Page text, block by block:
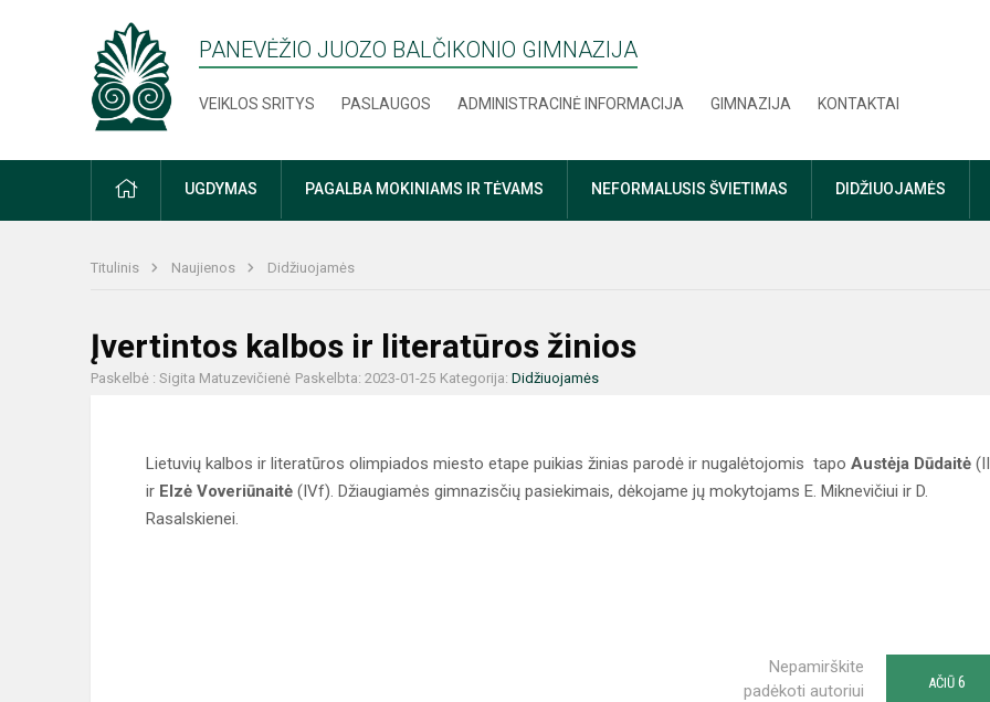
PANEVĖŽIO JUOZO BALČIKONIO GIMNAZIJA
VEIKLOS SRITYS PASLAUGOS ADMINISTRACINĖ INFORMACIJA GIMNAZIJA KONTAKTAI
PRADŽIAUGDYMAS PAGALBA MOKINIAMS IR TĖVAMS NEFORMALUSIS ŠVIETIMAS DIDŽIUOJAMĖS
Titulinis Naujienos Didžiuojamės
Įvertintos kalbos ir literatūros žinios
Paskelbė : Sigita Matuzevičienė Paskelbta: 2023-01-25 Kategorija: Didžiuojamės
Lietuvių kalbos ir literatūros olimpiados miesto etape puikias žinias parodė ir nugalėtojomis tapo Austėja Dūdaitė
ir Elzė Voveriūnaitė (IVf). Džiaugiamės gimnazisčių pasiekimais, dėkojame jų mokytojams E. Miknevičiui ir D.
Rasalskienei.
Nepamirškite
padėkoti autoriui
AČIŪ 6